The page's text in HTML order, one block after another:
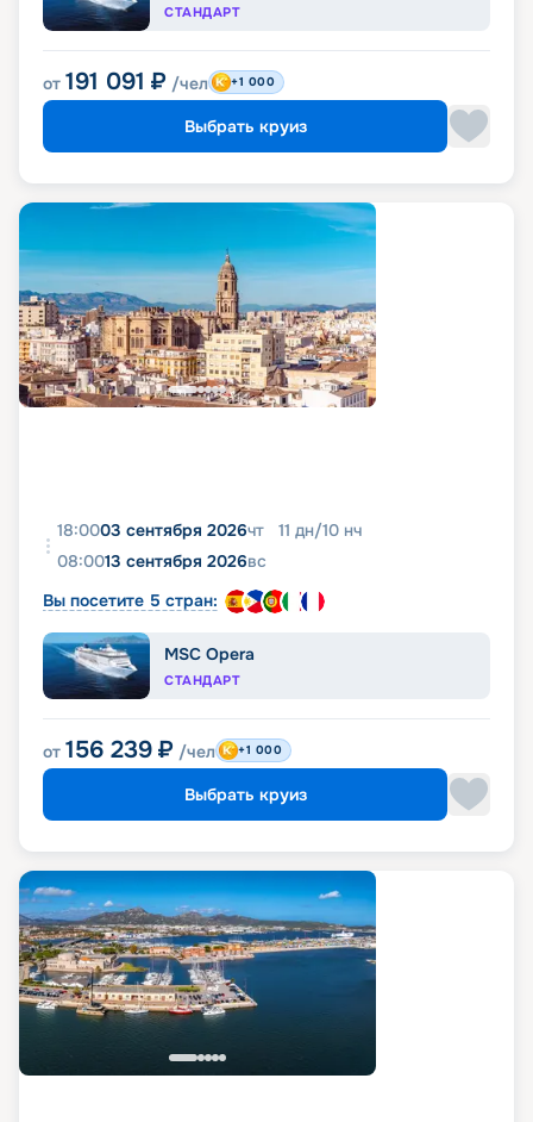
СТАНДАРТ
от 191 091 ₽ /чел +1 000
Выбрать круиз
18:0003 сентября 2026чт 11 дн/10 нч
08:0013 сентября 2026вс
Вы посетите 5 стран:
MSC Opera
СТАНДАРТ
от 156 239 ₽ /чел +1 000
Выбрать круиз